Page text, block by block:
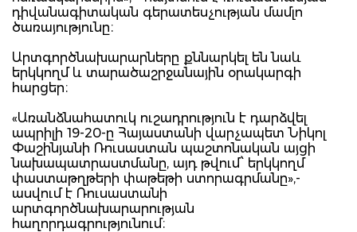
դիվանագիտական գերատեսչության մամլո
ծառայությունը։
Արտգործնախարարները քննարկել են նաև
երկկողմ և տարածաշրջանային օրակարգի
հարցեր։
«Առանձնահատուկ ուշադրություն է դարձվել
ապրիլի 19-20-ը Հայաստանի վարչապետ Նիկոլ
Փաշինյանի Ռուսաստան պաշտոնական այցի
նախապատրաստմանը, այդ թվում՝ երկկողմ
փաստաթղթերի փաթեթի ստորագրմանը»,-
ասվում է Ռուսաստանի
արտգործնախարարության
հաղորդագրությունում։